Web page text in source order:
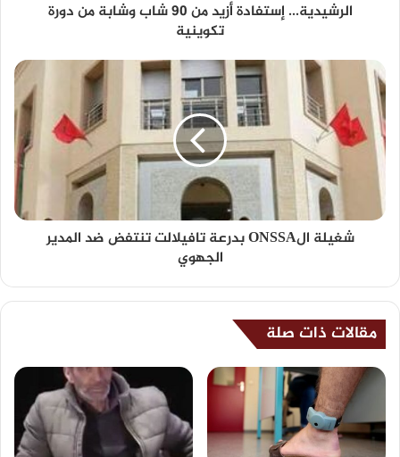
الرشيدية... إستفادة أزيد من 90 شاب وشابة من دورة
تكوينية
شغيلة الONSSA بدرعة تافيلالت تنتفض ضد المدير
الجهوي
مقالات ذات صلة